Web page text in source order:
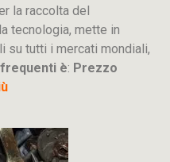
la raccolta del
tecnologia, mette in
su tutti i mercati mondiali,
è: Prezzo